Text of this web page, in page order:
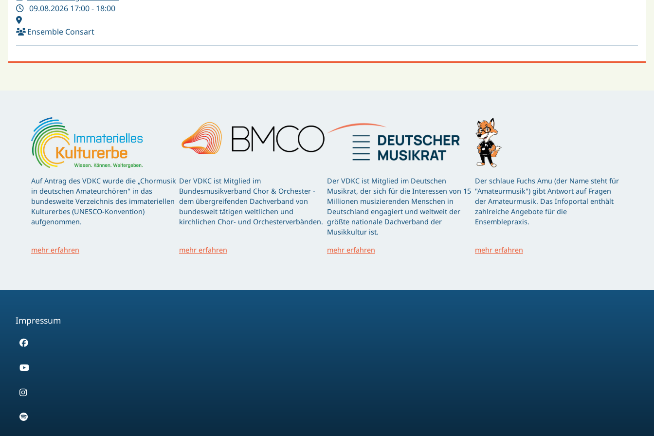
09.08.2026 17:00 - 18:00
Ensemble Consart
Auf Antrag des VDKC wurde die „Chormusik
in deutschen Amateurchören" in das
bundesweite Verzeichnis des immateriellen
Kulturerbes (UNESCO-Konvention)
aufgenommen.
mehr erfahren
Der VDKC ist Mitglied im
Bundesmusikverband Chor & Orchester -
dem übergreifenden Dachverband von
bundesweit tätigen weltlichen und
kirchlichen Chor- und Orchesterverbänden.
mehr erfahren
Der VDKC ist Mitglied im Deutschen
Musikrat, der sich für die Interessen von 15
Millionen musizierenden Menschen in
Deutschland engagiert und weltweit der
größte nationale Dachverband der
Musikkultur ist.
mehr erfahren
Der schlaue Fuchs Amu (der Name steht für
"Amateurmusik") gibt Antwort auf Fragen
der Amateurmusik. Das Infoportal enthält
zahlreiche Angebote für die
Ensemblepraxis.
mehr erfahren
Impressum